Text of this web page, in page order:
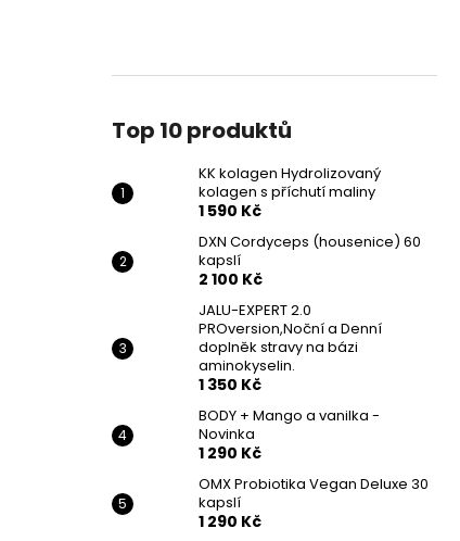
Top 10 produktů
KK kolagen Hydrolizovaný
kolagen s příchutí maliny
1 590 Kč
DXN Cordyceps (housenice) 60
kapslí
2 100 Kč
JALU-EXPERT 2.0
PROversion,Noční a Denní
doplněk stravy na bázi
aminokyselin.
1 350 Kč
BODY + Mango a vanilka -
Novinka
1 290 Kč
OMX Probiotika Vegan Deluxe 30
kapslí
1 290 Kč